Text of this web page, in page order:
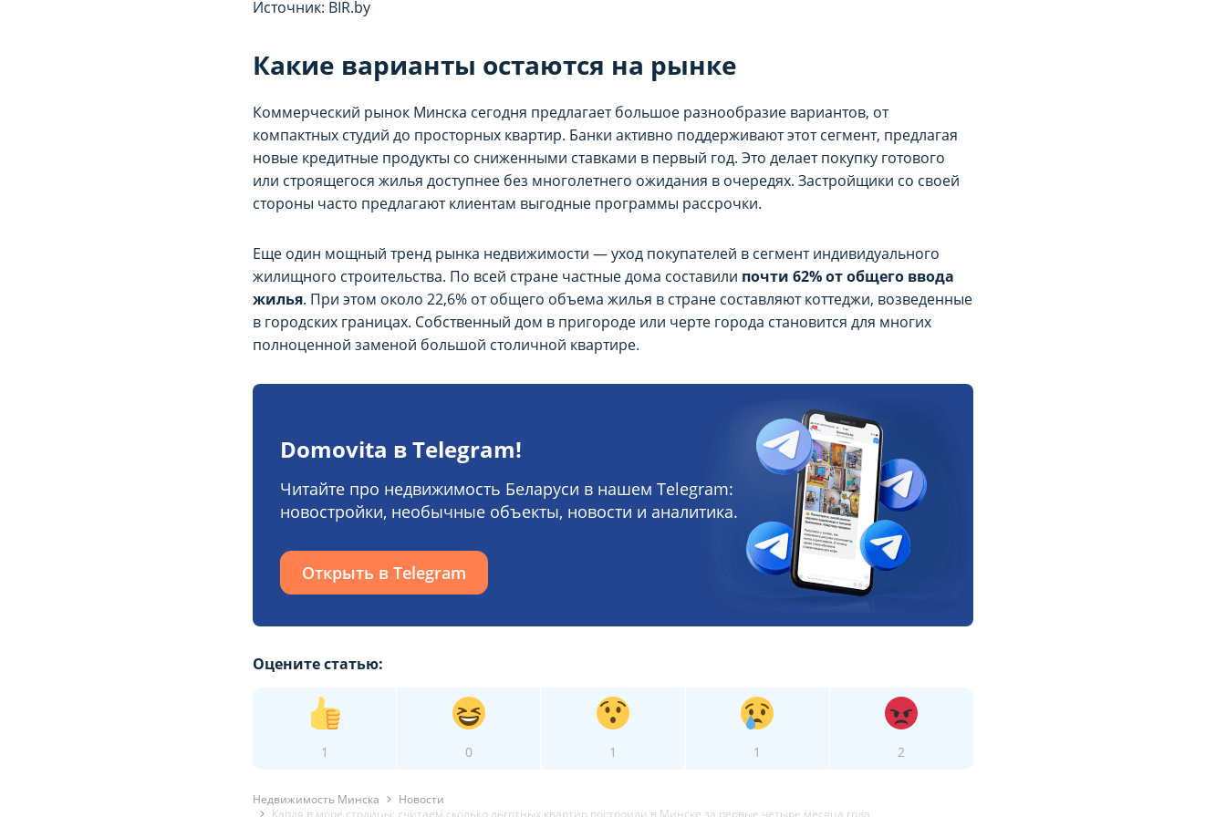
Источник: BIR.by
Какие варианты остаются на рынке
Коммерческий рынок Минска сегодня предлагает большое разнообразие вариантов, от
компактных студий до просторных квартир. Банки активно поддерживают этот сегмент, предлагая
новые кредитные продукты со сниженными ставками в первый год. Это делает покупку готового
или строящегося жилья доступнее без многолетнего ожидания в очередях. Застройщики со своей
стороны часто предлагают клиентам выгодные программы рассрочки.
Еще один мощный тренд рынка недвижимости — уход покупателей в сегмент индивидуального
жилищного строительства. По всей стране частные дома составили почти 62% от общего ввода
жилья. При этом около 22,6% от общего объема жилья в стране составляют коттеджи, возведенные
в городских границах. Собственный дом в пригороде или черте города становится для многих
полноценной заменой большой столичной квартире.
Domovita в Telegram!
Читайте про недвижимость Беларуси в нашем Telegram:
новостройки, необычные объекты, новости и аналитика.
Открыть в Telegram
Оцените статью:
1 0 1 1 2
Недвижимость Минска
Новости
Капля в море столицы: считаем сколько льготных квартир построили в Минске за первые четыре месяца года
cookie-файлов можно непосредственно на Сайте либо в настройках браузера.
Рекламные cookie-файлы
Рекламные cookie-файлы используются для целей маркетинга и улучшения качества рекламы
(предоставление более актуального и подходящего контента и персонализированного рекламного
материала). Запретить хранение данного типа cookie-файлов можно непосредственно на Сайте либо в
настройках браузера.
cookie-файлов можно непосредственно на Сайте либо в настройках браузера.
Рекламные cookie-файлы
Рекламные cookie-файлы используются для целей маркетинга и улучшения качества рекламы
(предоставление более актуального и подходящего контента и персонализированного рекламного
материала). Запретить хранение данного типа cookie-файлов можно непосредственно на Сайте либо в
настройках браузера.